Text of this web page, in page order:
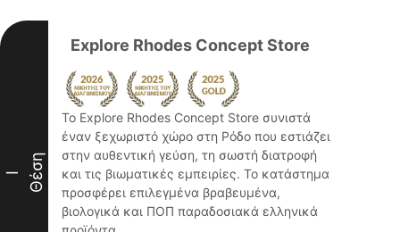
I Θέση
Explore Rhodes Concept Store
Το Explore Rhodes Concept Store συνιστά
έναν ξεχωριστό χώρο στη Ρόδο που εστιάζει
στην αυθεντική γεύση, τη σωστή διατροφή
και τις βιωματικές εμπειρίες. Το κατάστημα
προσφέρει επιλεγμένα βραβευμένα,
βιολογικά και ΠΟΠ παραδοσιακά ελληνικά